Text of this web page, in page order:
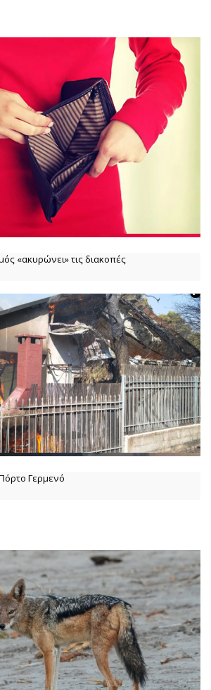
«ακυρώνει» τις διακοπές
Γερμενό